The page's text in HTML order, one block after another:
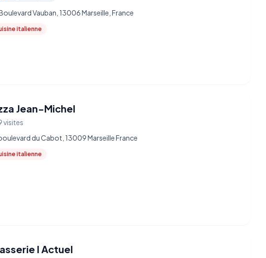
Vauban, 13006 Marseille, France
italienne
Jean-Michel
visites
du Cabot, 13009 Marseille France
italienne
l Actuel